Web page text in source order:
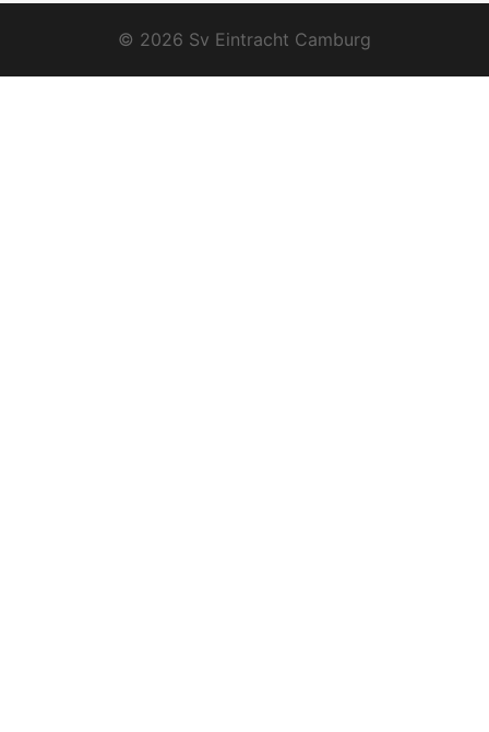
© 2026 Sv Eintracht Camburg